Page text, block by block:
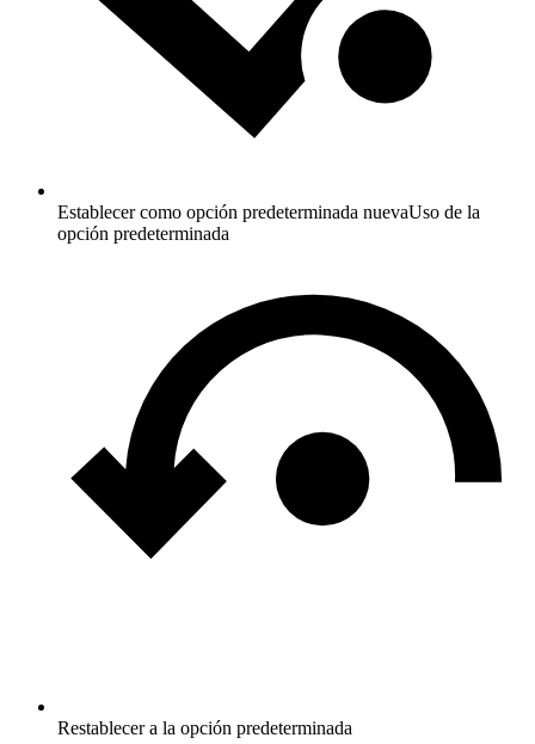
Establecer como opción predeterminada nuevaUso de la
opción predeterminada
Restablecer a la opción predeterminada